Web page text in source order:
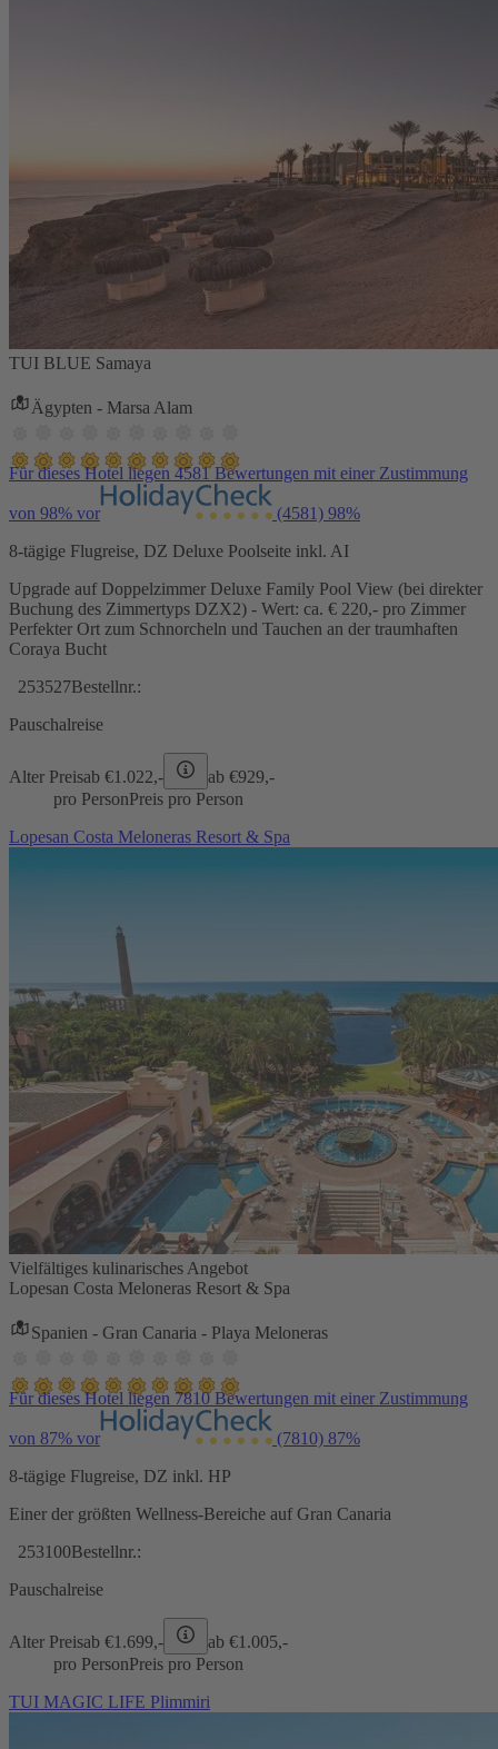
TUI BLUE Samaya
Ägypten - Marsa Alam
Für dieses Hotel liegen 4581 Bewertungen mit einer Zustimmung
von 98% vor (4581) 98%
8-tägige Flugreise, DZ Deluxe Poolseite inkl. AI
Upgrade auf Doppelzimmer Deluxe Family Pool View (bei direkter
Buchung des Zimmertyps DZX2) - Wert: ca. € 220,- pro Zimmer
Perfekter Ort zum Schnorcheln und Tauchen an der traumhaften
Coraya Bucht
253527Bestellnr.:
Pauschalreise
Alter Preisab €1.022,- ab €929,-
pro PersonPreis pro Person
Lopesan Costa Meloneras Resort & Spa
Vielfältiges kulinarisches Angebot
Lopesan Costa Meloneras Resort & Spa
Spanien - Gran Canaria - Playa Meloneras
Für dieses Hotel liegen 7810 Bewertungen mit einer Zustimmung
von 87% vor (7810) 87%
8-tägige Flugreise, DZ inkl. HP
Einer der größten Wellness-Bereiche auf Gran Canaria
253100Bestellnr.:
Pauschalreise
Alter Preisab €1.699,- ab €1.005,-
pro PersonPreis pro Person
TUI MAGIC LIFE Plimmiri